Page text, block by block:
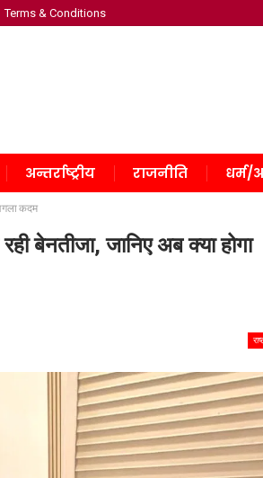
Terms & Conditions
अन्तर्राष्ट्रीय राजनीति धर्म/
कदम
बेनतीजा, जानिए अब क्या होगा